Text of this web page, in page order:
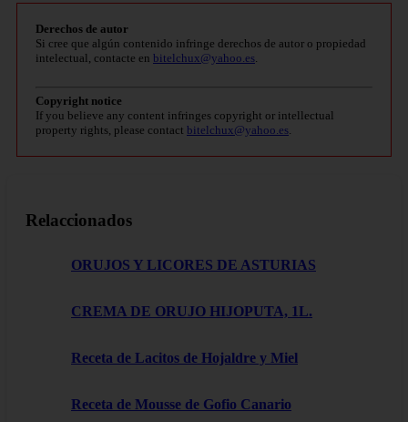
Derechos de autor
Si cree que algún contenido infringe derechos de autor o propiedad
intelectual, contacte en bitelchux@yahoo.es.
Copyright notice
If you believe any content infringes copyright or intellectual
property rights, please contact bitelchux@yahoo.es.
Relaccionados
ORUJOS Y LICORES DE ASTURIAS
CREMA DE ORUJO HIJOPUTA, 1L.
Receta de Lacitos de Hojaldre y Miel
Receta de Mousse de Gofio Canario